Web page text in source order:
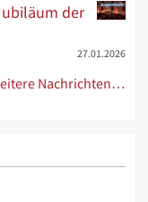
der
27.01.2026
Nachrichten…